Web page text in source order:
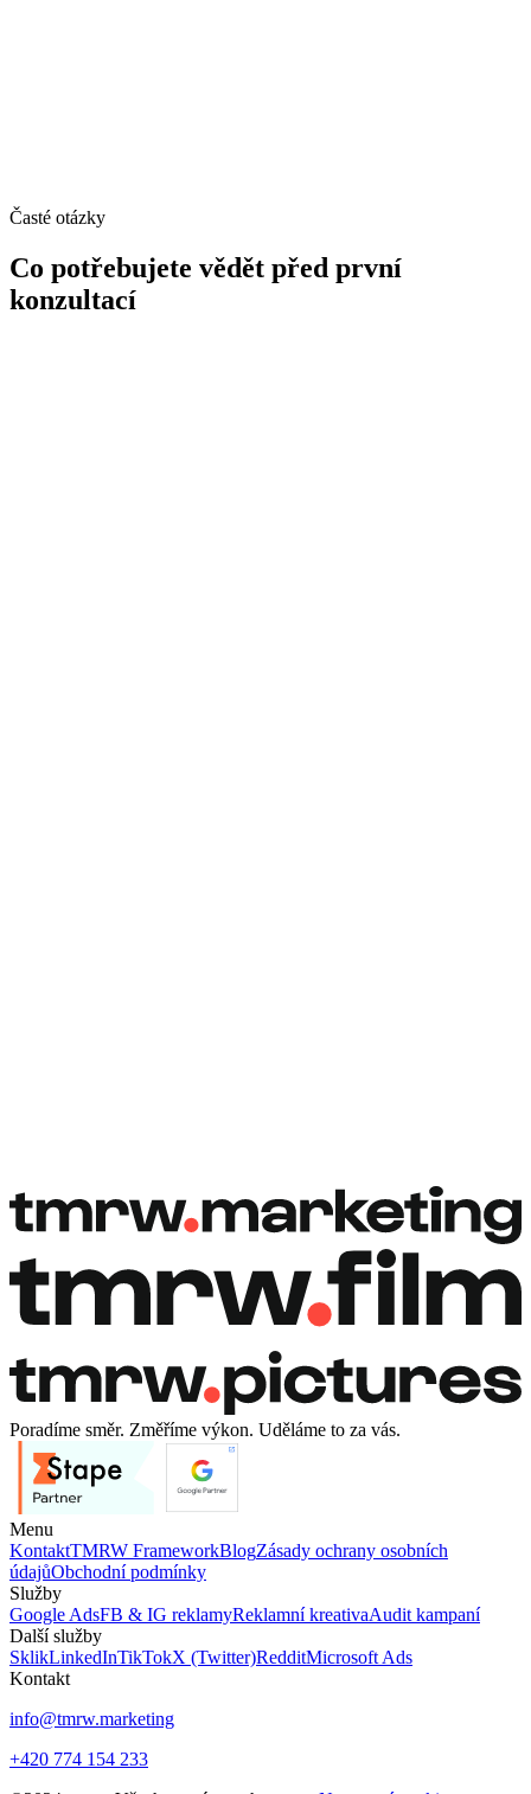
Časté otázky
Co potřebujete vědět před první
konzultací
Rezervovat hovor Rezervovat hovor
Poradíme směr. Změříme výkon. Uděláme to za vás.
Menu
KontaktTMRW FrameworkBlogZásady ochrany osobních
údajůObchodní podmínky
Služby
Google AdsFB & IG reklamyReklamní kreativaAudit kampaní
Další služby
SklikLinkedInTikTokX (Twitter)RedditMicrosoft Ads
Kontakt
info@tmrw.marketing
+420 774 154 233